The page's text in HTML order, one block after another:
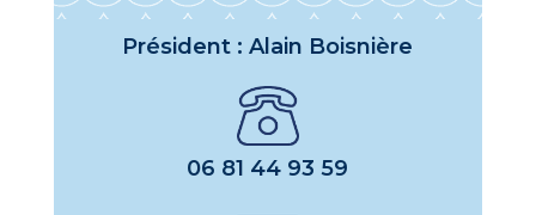
Président : Alain Boisnière
06 81 44 93 59